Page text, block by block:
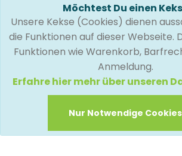
Möchtest Du einen
Unsere Kekse (Cookies) dienen
die Funktionen auf dieser Webseite.
Funktionen wie Warenkorb,
Anmeldung.
Erfahre hier mehr über unseren
Nur Notwendige Cookies